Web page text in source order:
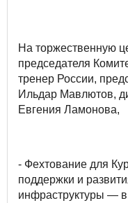
На торжественную
председателя
тренер России,
Ильдар Мавлютов,
Евгения Ламонова,
- Фехтование для
поддержки и
инфраструктуры — в